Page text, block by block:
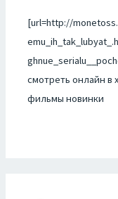
[url=http://
смотреть онлайн в
фильмы новинки